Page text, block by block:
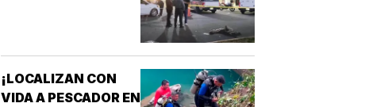
¡LOCALIZAN CON
VIDA A PESCADOR EN